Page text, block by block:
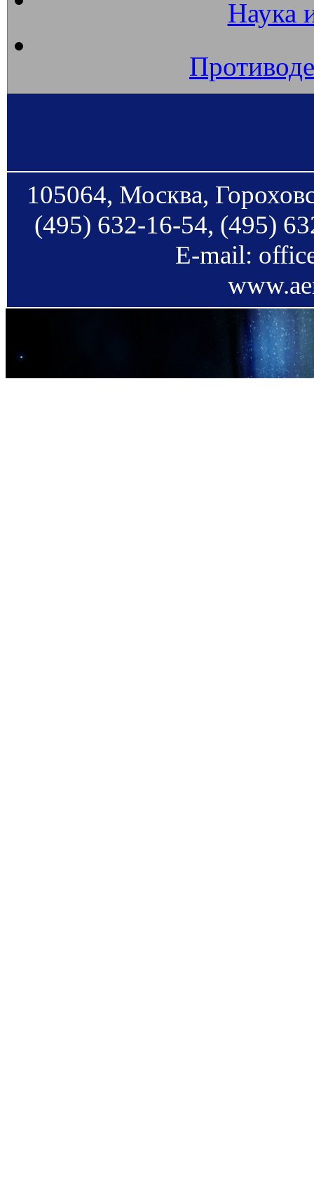
Наука
105064, Москва,
(495) 632-16-54, (495)
E-mail: